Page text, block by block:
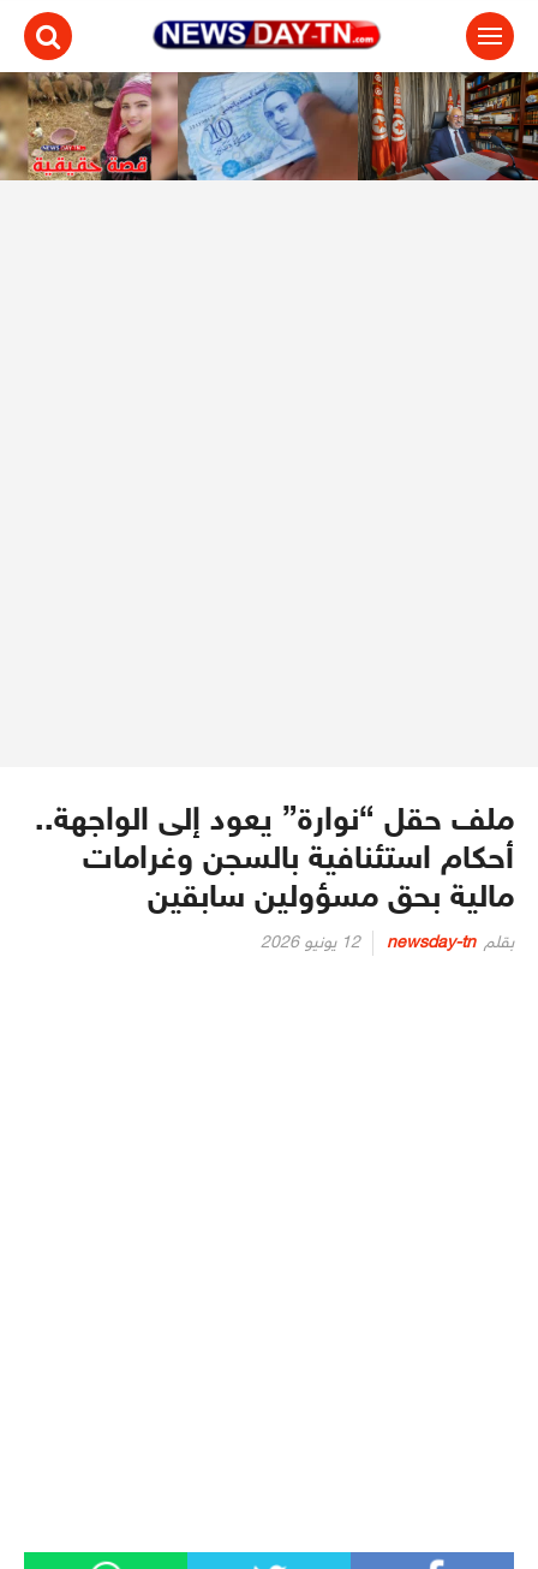
ملف حقل “نوارة” يعود إلى الواجهة..
أحكام استئنافية بالسجن وغرامات
مالية بحق مسؤولين سابقين
بقلم newsday-tn
Posted
12 يونيو 2026